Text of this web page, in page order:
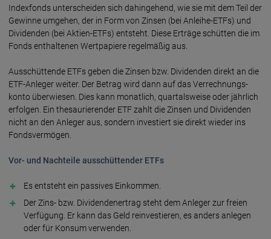
Indexfonds unterscheiden sich dahin­gehend, wie sie mit dem Teil der
Gewinne umgehen, der in Form von Zinsen (bei Anleihe-ETFs) und
Divi­denden (bei Aktien-ETFs) entsteht. Diese Erträge schütten die im
Fonds enthaltenen Wert­papiere regelmäßig aus.
Ausschüttende ETFs geben die Zinsen bzw. Divi­denden direkt an die
ETF-Anleger weiter. Der Betrag wird dann auf das Ver­rechnungs­
konto über­wiesen. Dies kann monat­lich, quartals­weise oder jähr­lich
erfolgen. Ein thesaurierender ETF zahlt die Zinsen und Dividenden
nicht an den Anleger aus, sondern investiert sie direkt wieder ins
Fondsvermögen.
Vor- und Nachteile ausschüttender ETFs
Es entsteht ein passives Einkommen.
Der Zins- bzw. Dividenden­ertrag steht dem Anleger zur freien
Verfügung. Er kann das Geld re­inves­tieren, es anders anlegen
oder für Konsum verwenden.